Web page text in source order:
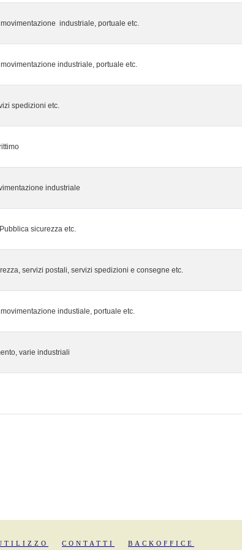
industriale, portuale etc.
industriale, portuale etc.
spedizioni etc.
industriale
sicurezza etc.
servizi postali, servizi spedizioni e consegne etc.
industiale, portuale etc.
varie industriali
CONTATTI BACKOFFICE